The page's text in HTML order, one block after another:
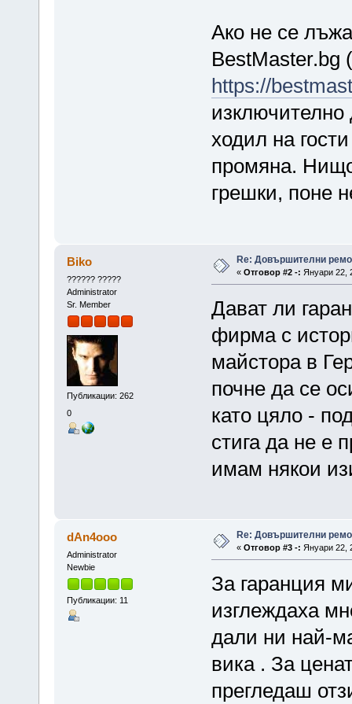
Ако не се
BestMaster.bg
https://
изключително
ходил на
промяна.
грешки, поне
Biko
?????? ?????
Administrator
Sr. Member
Публикации: 262
0
Re: Довършителни
« Отговор #2 -: Януари 22,
Дават ли
фирма с
майстора в
почне да се
като цяло -
стига да не е
имам някои
dAn4ooo
Administrator
Newbie
Публикации: 11
Re: Довършителни
« Отговор #3 -: Януари 22,
За гаранция
изглеждаха
дали ни най-
вика . За
прегледаш